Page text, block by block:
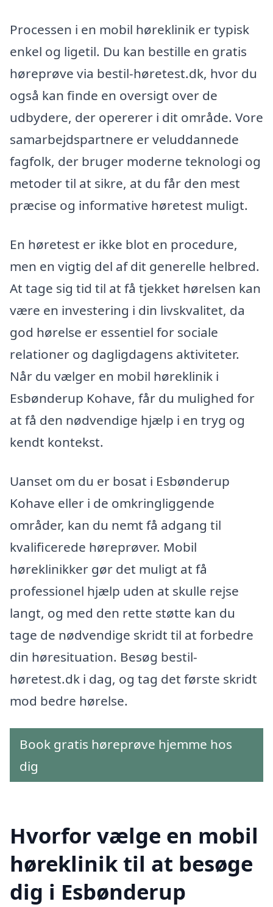
Processen i en mobil høreklinik er typisk
enkel og ligetil. Du kan bestille en gratis
høreprøve via bestil-høretest.dk, hvor du
også kan finde en oversigt over de
udbydere, der opererer i dit område. Vore
samarbejdspartnere er veluddannede
fagfolk, der bruger moderne teknologi og
metoder til at sikre, at du får den mest
præcise og informative høretest muligt.
En høretest er ikke blot en procedure,
men en vigtig del af dit generelle helbred.
At tage sig tid til at få tjekket hørelsen kan
være en investering i din livskvalitet, da
god hørelse er essentiel for sociale
relationer og dagligdagens aktiviteter.
Når du vælger en mobil høreklinik i
Esbønderup Kohave, får du mulighed for
at få den nødvendige hjælp i en tryg og
kendt kontekst.
Uanset om du er bosat i Esbønderup
Kohave eller i de omkringliggende
områder, kan du nemt få adgang til
kvalificerede høreprøver. Mobil
høreklinikker gør det muligt at få
professionel hjælp uden at skulle rejse
langt, og med den rette støtte kan du
tage de nødvendige skridt til at forbedre
din høresituation. Besøg bestil-
høretest.dk i dag, og tag det første skridt
mod bedre hørelse.
Book gratis høreprøve hjemme hos
dig
Hvorfor vælge en mobil
høreklinik til at besøge
dig i Esbønderup